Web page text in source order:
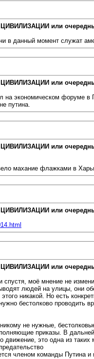
ЦИВИЛИЗАЦИИ или
в данный момент служат
ЦИВИЛИЗАЦИИ или
на экономическом форуме в
путина.
ЦИВИЛИЗАЦИИ или
махание флажками в
ЦИВИЛИЗАЦИИ или
ЦИВИЛИЗАЦИИ или
спустя, моё мнение не
людей на улицы, они
никакой. Но есть
бестолково
не нужные,
приказы. В
движение, это одна из таких
членом команды Путина